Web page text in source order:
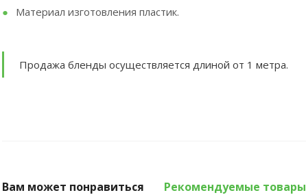
Материал изготовления пластик.
Продажа бленды осуществляется длиной от 1 метра.
Вам может понравиться Рекомендуемые товары